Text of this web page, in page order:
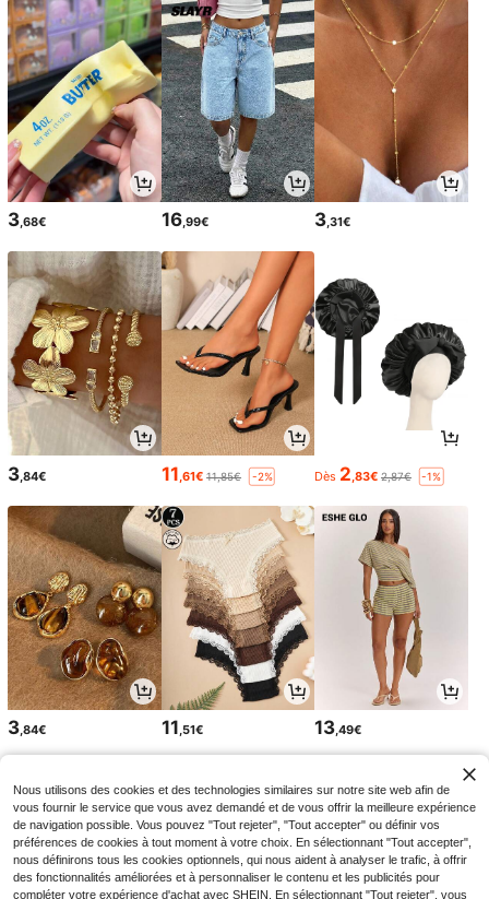
3,68€ 16,99€ 3,31€
3 ,84€ 11 ,61€ 11,85€ -2% Dès 2 ,83€ 2,87€ -1%
3 ,84€ 11 ,51€ 13 ,49€
Nous utilisons des cookies et des technologies similaires sur notre site web afin de
vous fournir le service que vous avez demandé et de vous offrir la meilleure expérience
de navigation possible. Vous pouvez "Tout rejeter", "Tout accepter" ou définir vos
préférences de cookies à tout moment à votre choix. En sélectionnant "Tout accepter",
nous définirons tous les cookies optionnels, qui nous aident à analyser le trafic, à offrir
des fonctionnalités améliorées et à personnaliser le contenu et les publicités pour
compléter votre expérience d'achat avec SHEIN. En sélectionnant "Tout rejeter", vous